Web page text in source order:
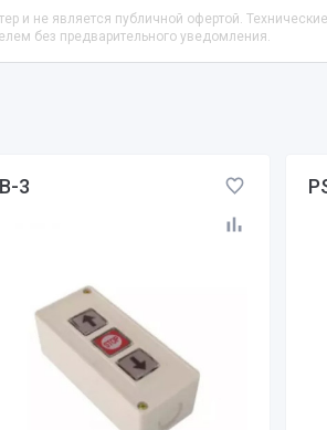
и не является публичной офертой.
без предварительного уведомления.
3